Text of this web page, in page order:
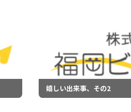
嬉しい出来事、その2